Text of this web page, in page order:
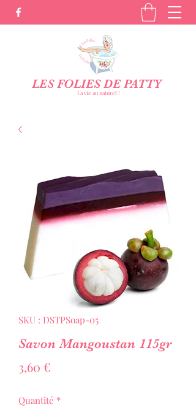
LES FOLIES DE PATTY
La vie au naturel !
SKU : DSTPSoap-05
Savon Mangoustan 115gr
3,60 €
Quantité *